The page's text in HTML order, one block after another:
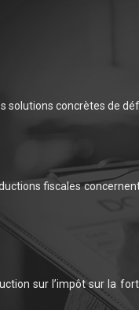
solutions concrètes de
fiscales
sur l’impôt sur la